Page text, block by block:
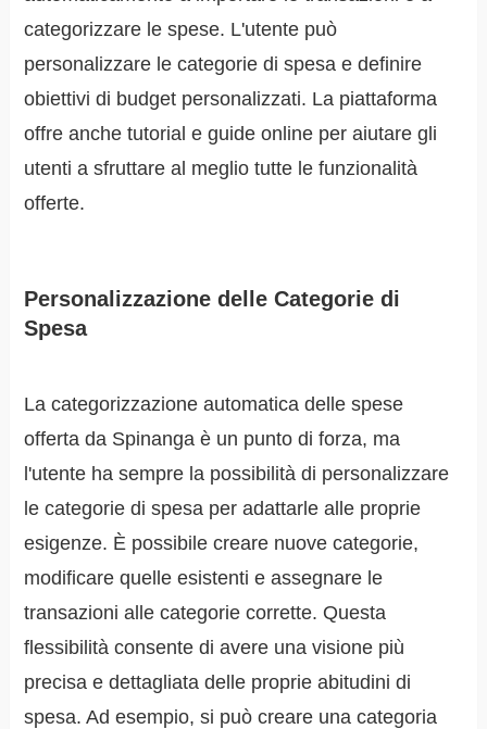
categorizzare le spese. L'utente può
personalizzare le categorie di spesa e definire
obiettivi di budget personalizzati. La piattaforma
offre anche tutorial e guide online per aiutare gli
utenti a sfruttare al meglio tutte le funzionalità
offerte.
Personalizzazione delle Categorie di
Spesa
La categorizzazione automatica delle spese
offerta da Spinanga è un punto di forza, ma
l'utente ha sempre la possibilità di personalizzare
le categorie di spesa per adattarle alle proprie
esigenze. È possibile creare nuove categorie,
modificare quelle esistenti e assegnare le
transazioni alle categorie corrette. Questa
flessibilità consente di avere una visione più
precisa e dettagliata delle proprie abitudini di
spesa. Ad esempio, si può creare una categoria